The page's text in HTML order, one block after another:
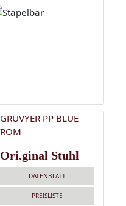
Ori.ginal Stuhl
DATENBLATT
PREISLISTE